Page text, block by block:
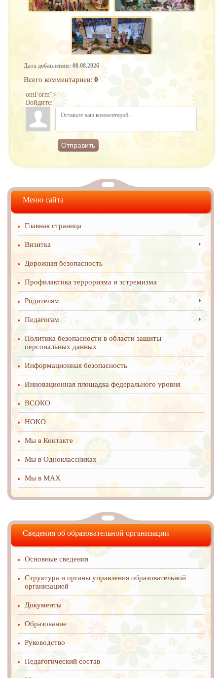
Дата добавления: 08.08.2026
Всего комментариев: 0
omForm">
Войдите:
Отправить
Меню сайта
Главная страница
Визитка
Дорожная безопасность
Профилактика терроризма и эстремизма
Родителям
Педагогам
Политика безопасности в области защиты
персональных данных
Информационная безопасность
Инновационная площадка федерального уровня
ВСОКО
НОКО
Мы в Контакте
Мы в Одноклассниках
Мы в MAX
Сведения об образовательной организации
Основные сведения
Структура и органы управления образовательной
организацией
Документы
Образование
Руководство
Педагогический состав